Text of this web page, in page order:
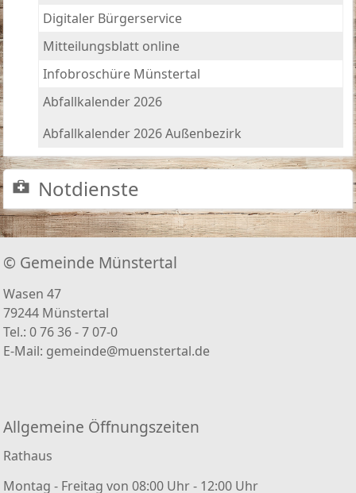
Digitaler Bürgerservice
Mitteilungsblatt online
Infobroschüre Münstertal
Abfallkalender 2026
Abfallkalender 2026 Außenbezirk
Notdienste
© Gemeinde Münstertal
Wasen 47
79244 Münstertal
Tel.: 0 76 36 - 7 07-0
E-Mail: gemeinde@muenstertal.de
Allgemeine Öffnungszeiten
Rathaus
Montag - Freitag von 08:00 Uhr - 12:00 Uhr